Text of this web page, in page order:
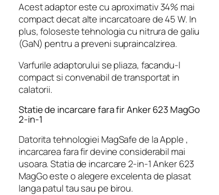
Acest adaptor este cu aproximativ 34% mai
compact decat alte incarcatoare de 45 W. In
plus, foloseste tehnologia cu nitrura de galiu
(GaN) pentru a preveni supraincalzirea.
Varfurile adaptorului se pliaza, facandu-l
compact si convenabil de transportat in
calatorii.
Statie de incarcare fara fir Anker 623 MagGo
2-in-1
Datorita tehnologiei MagSafe de la Apple ,
incarcarea fara fir devine considerabil mai
usoara. Statia de incarcare 2-in-1 Anker 623
MagGo este o alegere excelenta de plasat
langa patul tau sau pe birou.